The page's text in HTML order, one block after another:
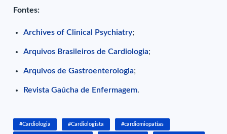
Fontes:
Archives of Clinical Psychiatry;
Arquivos Brasileiros de Cardiologia;
Arquivos de Gastroenterologia;
Revista Gaúcha de Enfermagem.
#Cardiologia #Cardiologista #cardiomiopatias